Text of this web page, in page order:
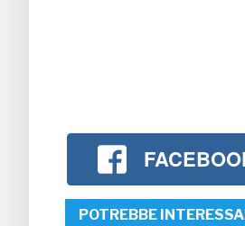
POTREBBE